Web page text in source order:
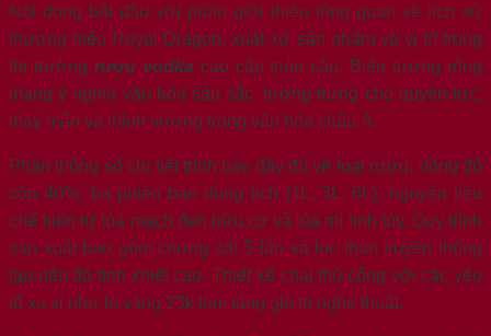
Nội dung bắt đầu với phần giới thiệu tổng quan về lịch sử
thương hiệu Royal Dragon, xuất xứ sản phẩm và vị trí trong
thị trường rượu vodka cao cấp toàn cầu. Biểu tượng rồng
mang ý nghĩa văn hóa sâu sắc, tượng trưng cho quyền lực,
may mắn và thịnh vượng trong văn hóa châu Á.
Phần thông số chi tiết trình bày đầy đủ về loại rượu, nồng độ
cồn 40%, ba phiên bản dung tích (1L, 3L, 6L), nguyên liệu
chế biến từ lúa mạch đen hữu cơ và lúa mì tinh túy. Quy trình
sản xuất bao gồm chưng cất 5 lần và lọc than truyền thống
tạo nên độ tinh khiết cao. Thiết kế chai thủ công với các yếu
tố xa xỉ như lá vàng 23k làm tăng giá trị nghệ thuật.